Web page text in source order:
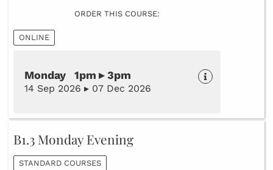
ORDER THIS COURSE:
ONLINE
Monday 1pm ▸ 3pm
14 Sep 2026 ▸ 07 Dec 2026
B1.3 Monday Evening
STANDARD COURSES